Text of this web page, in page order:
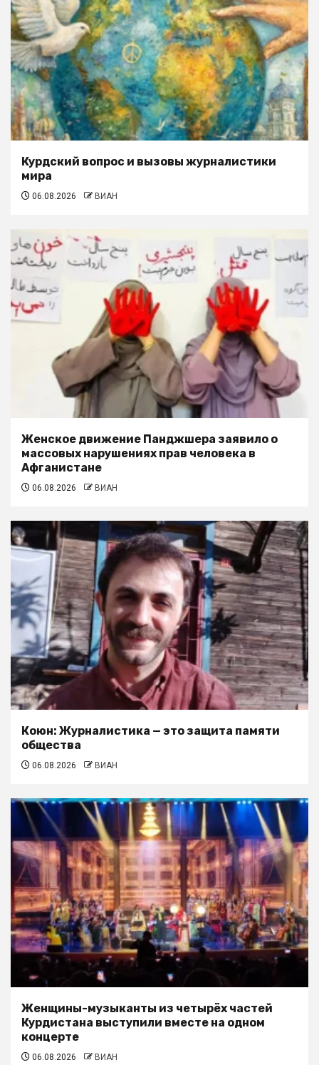
Курдский вопрос и вызовы журналистики
мира
06.08.2026 ВИАН
Женское движение Панджшера заявило о
массовых нарушениях прав человека в
Афганистане
06.08.2026 ВИАН
Коюн: Журналистика — это защита памяти
общества
06.08.2026 ВИАН
Женщины-музыканты из четырёх частей
Курдистана выступили вместе на одном
концерте
06.08.2026 ВИАН